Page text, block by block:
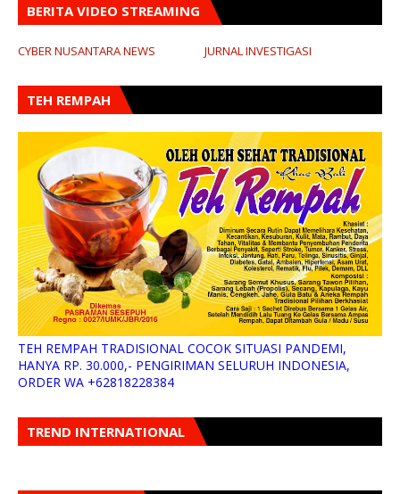
BERITA VIDEO STREAMING
CYBER NUSANTARA NEWS JURNAL INVESTIGASI
TEH REMPAH
TEH REMPAH TRADISIONAL COCOK SITUASI PANDEMI,
HANYA RP. 30.000,- PENGIRIMAN SELURUH INDONESIA,
ORDER WA +62818228384
TREND INTERNATIONAL